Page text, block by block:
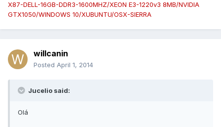
X87-DELL-16GB-DDR3-1600MHZ/XEON E3-1220v3 8MB/NVIDIA
GTX1050/WINDOWS 10/XUBUNTU/OSX-SIERRA
willcanin
Posted April 1, 2014
Jucelio said:
Olá